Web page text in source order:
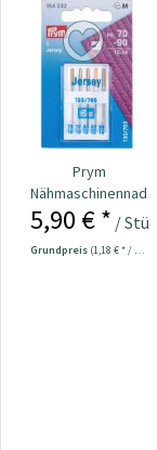
Prym
Nähmaschinennadeln
130/705 Jersey
5,90 € * / Stück
Grundpreis (1,18 € * / 1 Stück)